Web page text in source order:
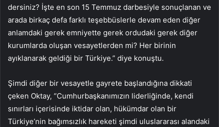
dersiniz? İşte en son 15 Temmuz darbesiyle sonuçlanan ve
arada birkaç defa farklı teşebbüslerle devam eden diğer
anlamdaki gerek emniyette gerek ordudaki gerek diğer
kurumlarda oluşan vesayetlerden mi? Her birinin
ayıklanarak geldiği bir Türkiye.” diye konuştu.
Şimdi diğer bir vesayetle gayrete başlandığına dikkati
çeken Oktay, “Cumhurbaşkanımızın liderliğinde, kendi
sınırları içerisinde iktidar olan, hükümdar olan bir
Türkiye’nin bağımsızlık hareketi şimdi uluslararası alandaki